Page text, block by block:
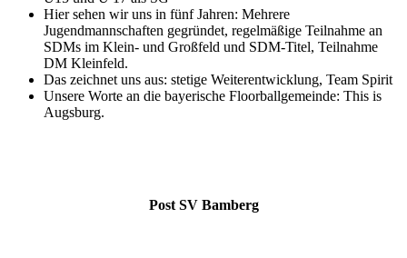
Hier sehen wir uns in fünf Jahren: Mehrere
Jugendmannschaften gegründet, regelmäßige Teilnahme an
SDMs im Klein- und Großfeld und SDM-Titel, Teilnahme
DM Kleinfeld.
Das zeichnet uns aus: stetige Weiterentwicklung, Team Spirit
Unsere Worte an die bayerische Floorballgemeinde: This is
Augsburg.
Post SV Bamberg